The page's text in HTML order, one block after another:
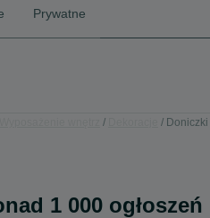
Prywatne
Doniczki
1 000 ogłoszeń